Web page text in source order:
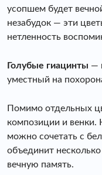
усопшем будет
незабудок — эти
нетленность
Голубые гиацинты —
уместный на
Помимо отдельных
композиции и венки.
можно сочетать с
объединит
вечную память.